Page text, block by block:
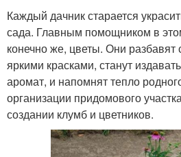
Каждый дачник старается
сада. Главным помощником в
конечно же, цветы. Они разбавят
яркими красками, станут
аромат, и напомнят тепло
организации придомового
создании клумб и цветников.